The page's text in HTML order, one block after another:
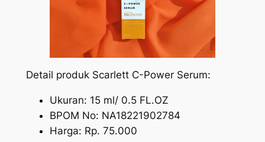
Detail produk Scarlett C-Power Serum:
Ukuran: 15 ml/ 0.5 FL.OZ
BPOM No: NA18221902784
Harga: Rp. 75.000